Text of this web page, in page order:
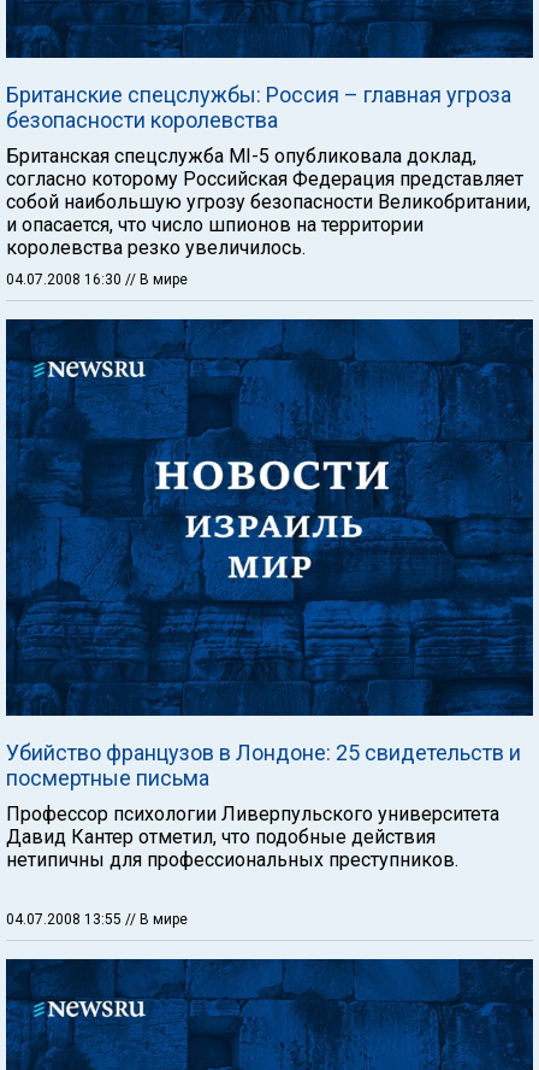
Британские спецслужбы: Россия – главная угроза
безопасности королевства
Британская спецслужба MI-5 опубликовала доклад,
согласно которому Российская Федерация представляет
собой наибольшую угрозу безопасности Великобритании,
и опасается, что число шпионов на территории
королевства резко увеличилось.
04.07.2008 16:30 // В мире
Убийство французов в Лондоне: 25 свидетельств и
посмертные письма
Профессор психологии Ливерпульского университета
Давид Кантер отметил, что подобные действия
нетипичны для профессиональных преступников.
04.07.2008 13:55 // В мире